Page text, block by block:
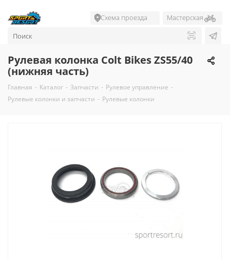
Схема проезда Мастерская
Рулевая колонка Colt Bikes ZS55/40
(нижняя часть)
Главная - Каталог - Запчасти - Рулевое управление -
Рулевые колонки и запчасти - Рулевые колонки